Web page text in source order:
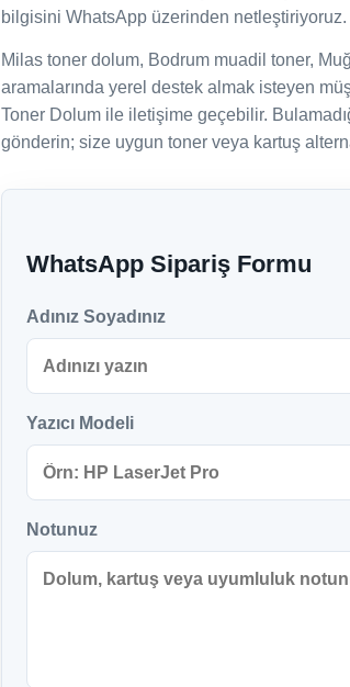
bilgisini WhatsApp üzerinden netleştiriyoruz.
Milas toner dolum, Bodrum muadil toner,
aramalarında yerel destek almak isteyen
Toner Dolum ile iletişime geçebilir.
gönderin; size uygun toner veya kartuş
WhatsApp Sipariş Formu
Adınız Soyadınız
Yazıcı Modeli
Notunuz